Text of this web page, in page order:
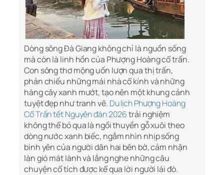
Dòng sông Đà Giang không chỉ là nguồn sống
mà còn là linh hồn của Phượng Hoàng cổ trấn.
Con sông thơ mộng uốn lượn qua thị trấn,
phản chiếu những mái nhà cổ kính và những
hàng cây xanh mướt, tạo nên một khung cảnh
tuyệt đẹp như tranh vẽ. Du lịch Phượng Hoàng
Cổ Trấn tết Nguyên đán 2026trải nghiệm
không thể bỏ qua là ngồi thuyền gỗ xuôi theo
dòng nước xanh biếc, ngắm nhìn nhịp sống
bình yên của người dân hai bên bờ, cảm nhận
làn gió mát lành và lắng nghe những câu
chuyện cổ tích được kể qua lời người lái đò.